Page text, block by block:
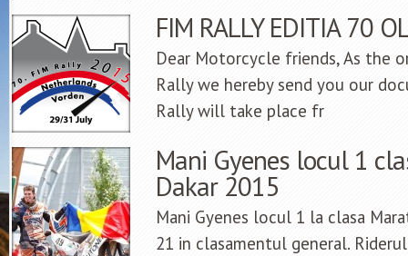
FIM RALLY EDITIA 70
Dear Motorcycle friends, As the
Rally we hereby send you our
Rally will take place fr
Mani Gyenes locul 1
Dakar 2015
Mani Gyenes locul 1 la clasa
21 in clasamentul general.